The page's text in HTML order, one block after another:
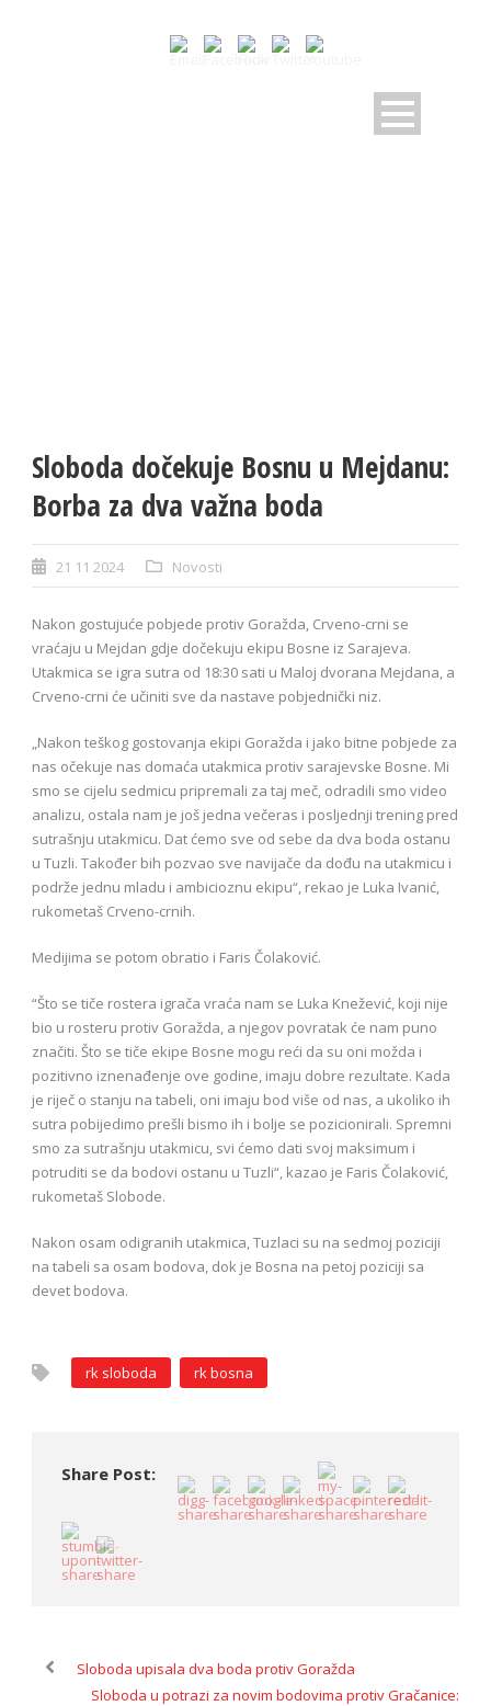
Sloboda dočekuje Bosnu u Mejdanu:
Borba za dva važna boda
21 11 2024 Novosti
Nakon gostujuće pobjede protiv Goražda, Crveno-crni se
vraćaju u Mejdan gdje dočekuju ekipu Bosne iz Sarajeva.
Utakmica se igra sutra od 18:30 sati u Maloj dvorana Mejdana, a
Crveno-crni će učiniti sve da nastave pobjednički niz.
„Nakon teškog gostovanja ekipi Goražda i jako bitne pobjede za
nas očekuje nas domaća utakmica protiv sarajevske Bosne. Mi
smo se cijelu sedmicu pripremali za taj meč, odradili smo video
analizu, ostala nam je još jedna večeras i posljednji trening pred
sutrašnju utakmicu. Dat ćemo sve od sebe da dva boda ostanu
u Tuzli. Također bih pozvao sve navijače da dođu na utakmicu i
podrže jednu mladu i ambicioznu ekipu“, rekao je Luka Ivanić,
rukometaš Crveno-crnih.
Medijima se potom obratio i Faris Čolaković.
“Što se tiče rostera igrača vraća nam se Luka Knežević, koji nije
bio u rosteru protiv Goražda, a njegov povratak će nam puno
značiti. Što se tiče ekipe Bosne mogu reći da su oni možda i
pozitivno iznenađenje ove godine, imaju dobre rezultate. Kada
je riječ o stanju na tabeli, oni imaju bod više od nas, a ukoliko ih
sutra pobijedimo prešli bismo ih i bolje se pozicionirali. Spremni
smo za sutrašnju utakmicu, svi ćemo dati svoj maksimum i
potruditi se da bodovi ostanu u Tuzli“, kazao je Faris Čolaković,
rukometaš Slobode.
Nakon osam odigranih utakmica, Tuzlaci su na sedmoj poziciji
na tabeli sa osam bodova, dok je Bosna na petoj poziciji sa
devet bodova.
rk sloboda rk bosna
Share Post:
Sloboda upisala dva boda protiv Goražda
Sloboda u potrazi za novim bodovima protiv Gračanice: